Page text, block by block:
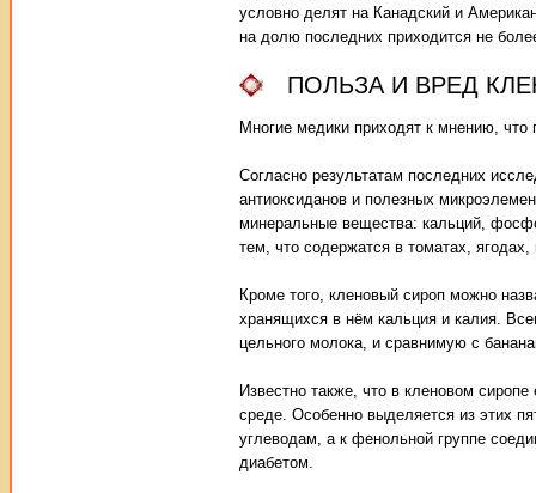
условно делят на Канадский и
на долю последних приходится не
ПОЛЬЗА И ВРЕД
Многие медики приходят к мнению,
Согласно результатам последних
антиоксиданов и полезных
минеральные вещества: кальций,
тем, что содержатся в томатах,
Кроме того, кленовый сироп можно
хранящихся в нём кальция и калия.
цельного молока, и сравнимую с
Известно также, что в кленовом
среде. Особенно выделяется из этих
углеводам, а к фенольной группе
диабетом.